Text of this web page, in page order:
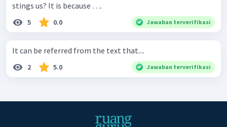
stings us? It is because ….
5 0.0 Jawaban terverifikasi
It can be referred from the text that....
2 5.0 Jawaban terverifikasi